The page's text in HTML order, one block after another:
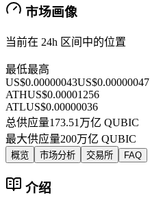
市场画像
当前在 24h 区间中的位置
最低最高
US$0.00000043US$0.00000047
ATHUS$0.00001256
ATLUS$0.00000036
总供应量173.51万亿 QUBIC
最大供应量200万亿 QUBIC
概览 市场分析 交易所 FAQ
介绍